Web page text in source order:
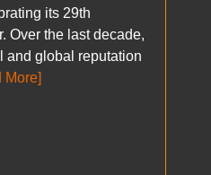
its 29th
Over the last decade,
and global reputation
More]